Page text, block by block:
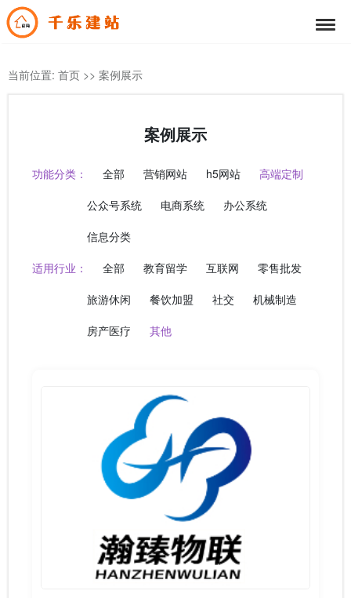
当前位置: 首页 >> 案例展示
案例展示
功能分类： 全部 营销网站 h5网站
高端定制
公众号系统
电商系统
办公系统
信息分类
适用行业：
全部 教育留学 互联网
零售批发
旅游休闲
餐饮加盟 社交
机械制造
房产医疗
其他